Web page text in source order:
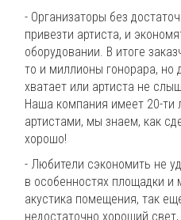
- Организаторы без
привезти артиста, и
оборудовании. В итоге
то и миллионы гонорара, но
хватает или артиста не
Наша компания имеет 20-ти
артистами, мы знаем, как
хорошо!
- Любители сэкономить не
в особенностях площадки и
акустика помещения, так
недостаточно хороший